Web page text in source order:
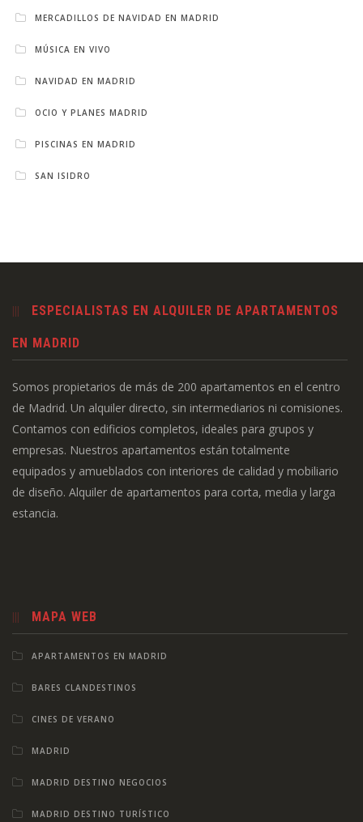
MERCADILLOS DE NAVIDAD EN MADRID
MÚSICA EN VIVO
NAVIDAD EN MADRID
OCIO Y PLANES MADRID
PISCINAS EN MADRID
SAN ISIDRO
ESPECIALISTAS EN ALQUILER DE APARTAMENTOS
EN MADRID
Somos propietarios de más de 200 apartamentos en el centro
de Madrid. Un alquiler directo, sin intermediarios ni comisiones.
Contamos con edificios completos, ideales para grupos y
empresas. Nuestros apartamentos están totalmente
equipados y amueblados con interiores de calidad y mobiliario
de diseño. Alquiler de apartamentos para corta, media y larga
estancia.
MAPA WEB
APARTAMENTOS EN MADRID
BARES CLANDESTINOS
CINES DE VERANO
MADRID
MADRID DESTINO NEGOCIOS
MADRID DESTINO TURÍSTICO